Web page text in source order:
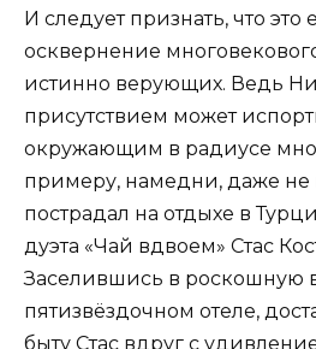
И следует признать, что
осквернение
истинно верующих. Ведь
присутствием может
окружающим в радиусе
примеру, намедни, даже не
пострадал на отдыхе в
дуэта «Чай вдвоем» Стас
Заселившись в роскошную
пятизвёздочном отеле,
быту Стас вдруг с